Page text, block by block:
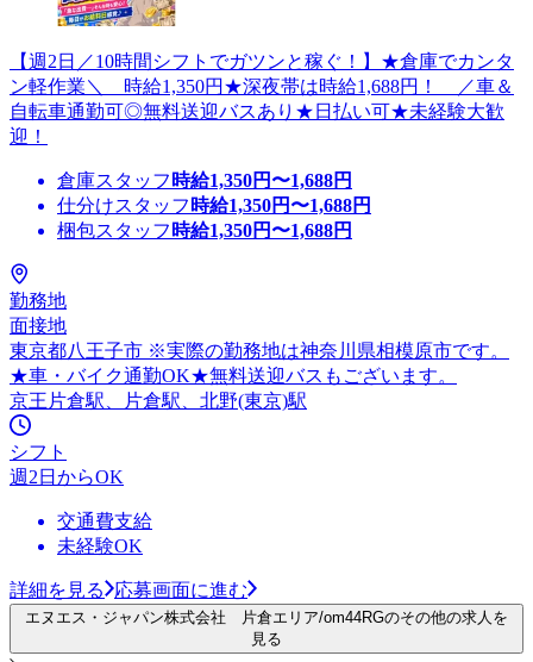
【週2日／10時間シフトでガツンと稼ぐ！】★倉庫でカンタ
ン軽作業＼ 時給1,350円★深夜帯は時給1,688円！ ／車＆
自転車通勤可◎無料送迎バスあり★日払い可★未経験大歓
迎！
倉庫スタッフ 時給1,350円〜1,688円
仕分けスタッフ 時給1,350円〜1,688円
梱包スタッフ 時給1,350円〜1,688円
勤務地
面接地
東京都八王子市 ※実際の勤務地は神奈川県相模原市です。
★車・バイク通勤OK★無料送迎バスもございます。
京王片倉駅、片倉駅、北野(東京)駅
シフト
週2日からOK
交通費支給
未経験OK
詳細を見る 応募画面に進む
エヌエス・ジャパン株式会社 片倉エリア/om44RGのその他の求人を
見る